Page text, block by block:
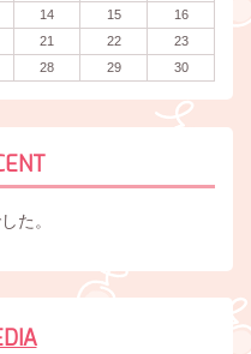
14 15
16
21 22
23
28 29 30
た。